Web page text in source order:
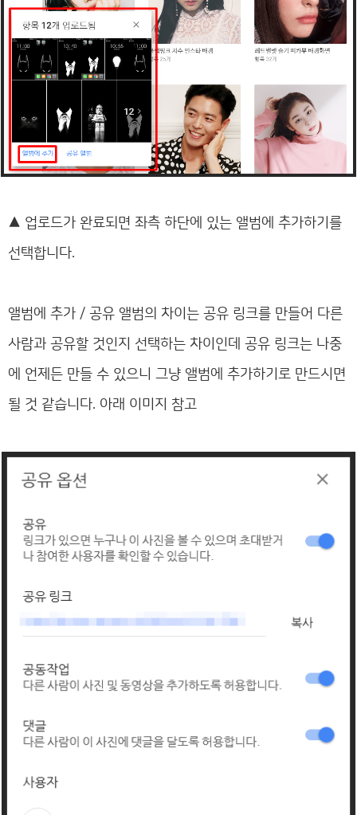
▲ 업로드가 완료되면 좌측 하단에 있는 앨범에 추가하기를
선택합니다.
앨범에 추가 / 공유 앨범의 차이는 공유 링크를 만들어 다른
사람과 공유할 것인지 선택하는 차이인데 공유 링크는 나중
에 언제든 만들 수 있으니 그냥 앨범에 추가하기로 만드시면
될 것 같습니다. 아래 이미지 참고